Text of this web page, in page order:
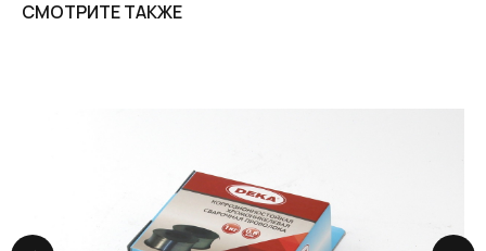
СМОТРИТЕ ТАКЖЕ